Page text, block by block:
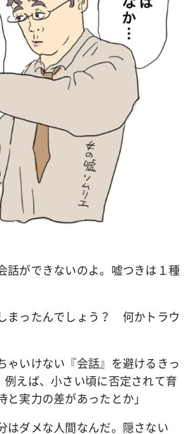
話ができないのよ。嘘つきは１種
まったんでしょう？ 何かトラウ
ゃいけない『会話』を避けるきっ
例えば、小さい頃に否定されて育
実力の差があったとか」
はダメな人間なんだ。隠さない